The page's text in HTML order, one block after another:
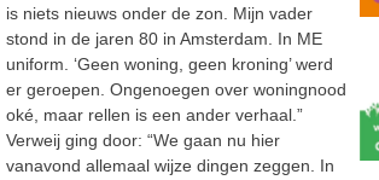
is niets nieuws onder de zon. Mijn vader
stond in de jaren 80 in Amsterdam. In ME
uniform. ‘Geen woning, geen kroning’ werd
er geroepen. Ongenoegen over woningnood
oké, maar rellen is een ander verhaal.”
Verweij ging door: “We gaan nu hier
vanavond allemaal wijze dingen zeggen. In